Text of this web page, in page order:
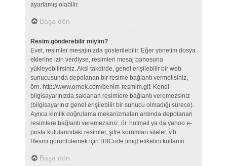
ayarlamış olabilir.
Başa dön
Resim gönderebilir miyim?
Evet, resimler mesajınızda gösterilebilir. Eğer yönetim dosya
eklerine izin verdiyse, resimleri mesaj panosuna
yükleyebilirsiniz. Aksi takdirde, genel erişilebilir bir web
sunucusunda depolanan bir resime bağlantı vermelisiniz,
örn. http://www.ornek.com/benim-resmim.gif. Kendi
bilgisayarınızda saklanan resimlere bağlantı veremezsiniz
(bilgisayarınız genel erişilebilir bir sunucu olmadığı sürece).
Ayrıca kimlik doğrulama mekanizmaları ardında depolanan
resimlere bağlantı veremezsiniz, ör. hotmail ya da yahoo e-
posta kutularındaki resimler, şifre korumları siteler, v.b.
Resmi görüntülemek için BBCode [img] etiketini kullanın.
Başa dön